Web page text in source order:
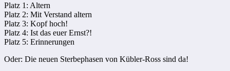
Platz 1: Altern
Platz 2: Mit Verstand altern
Platz 3: Kopf hoch!
Platz 4: Ist das euer Ernst?!
Platz 5: Erinnerungen
Oder: Die neuen Sterbephasen von Kübler-Ross sind da!